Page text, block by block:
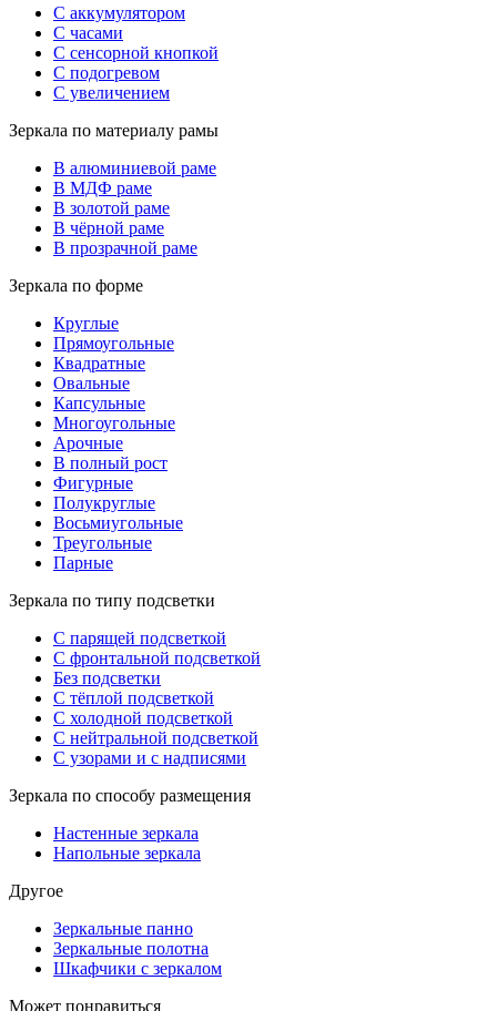
С аккумулятором
С часами
С сенсорной кнопкой
С подогревом
С увеличением
Зеркала по материалу рамы
В алюминиевой раме
В МДФ раме
В золотой раме
В чёрной раме
В прозрачной раме
Зеркала по форме
Круглые
Прямоугольные
Квадратные
Овальные
Капсульные
Многоугольные
Арочные
В полный рост
Фигурные
Полукруглые
Восьмиугольные
Треугольные
Парные
Зеркала по типу подсветки
С парящей подсветкой
С фронтальной подсветкой
Без подсветки
С тёплой подсветкой
С холодной подсветкой
С нейтральной подсветкой
С узорами и с надписями
Зеркала по способу размещения
Настенные зеркала
Напольные зеркала
Другое
Зеркальные панно
Зеркальные полотна
Шкафчики с зеркалом
Может понравиться